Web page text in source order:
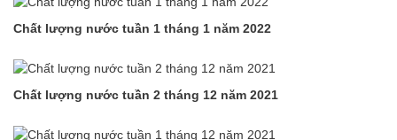
Chất lượng nước tuần 1 tháng 1 năm 2022
Chất lượng nước tuần 2 tháng 12 năm 2021